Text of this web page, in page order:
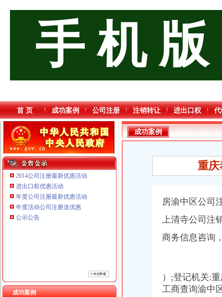
手 机 版
首 页 成功案例 公司注册 注销转让 进出口权
2014公司注册最新优惠活动
进出口权优惠活动
年度公司注册最新优惠活动
年度活动公司注册送优惠
公示公告
成功案例
重庆市罗云科技有限公司 渝北 工商注册
重庆晒微科技有限公司 渝南3万 （工商注册）
成功案例
重
房渝中区公司
上清寺公司注
商务信息咨询
）;登记机关:
工商查询渝中